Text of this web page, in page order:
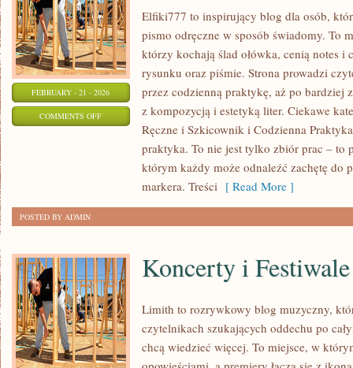
FEBRUARY - 21 - 2026
COMMENTS OFFON
ARTYSTYCZNE
WYZWANIA
Elfiki777 to inspirujący blog dla osób,
pismo odręczne w sposób świadomy. To
którzy kochają ślad ołówka, cenią notes i
rysunku oraz piśmie. Strona prowadzi
przez codzienną praktykę, aż po bardziej
z kompozycją i estetyką liter. Ciekawe
Ręczne i Szkicownik i Codzienna
praktyka. To nie jest tylko zbiór prac – to
którym każdy może odnaleźć zachętę do
markera. Treści [ Read More ]
POSTED BY ADMIN
Koncerty i Festiwale
Limith to rozrywkowy blog muzyczny,
czytelnikach szukających oddechu po
chcą wiedzieć więcej. To miejsce, w